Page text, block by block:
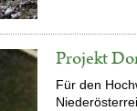
Projekt
Für den